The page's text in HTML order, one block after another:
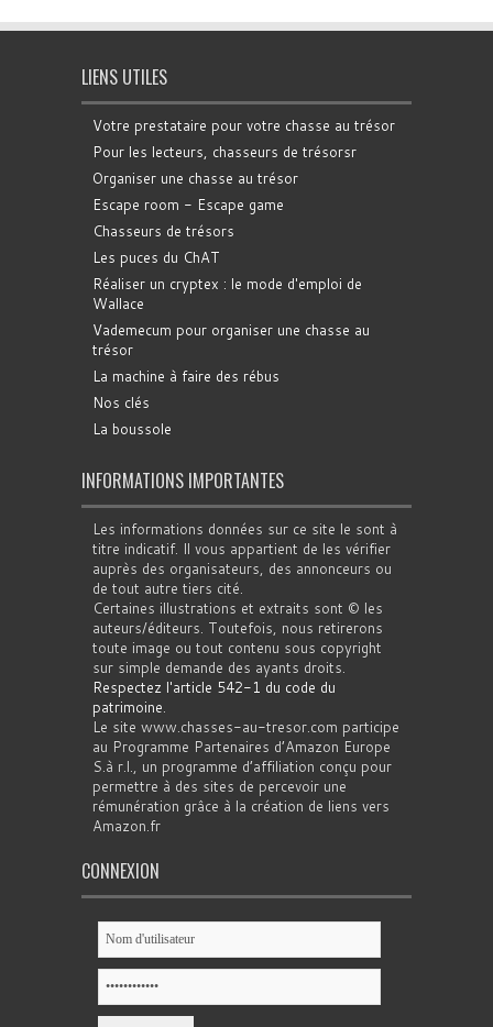
LIENS UTILES
Votre prestataire pour votre chasse au trésor
Pour les lecteurs, chasseurs de trésorsr
Organiser une chasse au trésor
Escape room - Escape game
Chasseurs de trésors
Les puces du ChAT
Réaliser un cryptex : le mode d'emploi de
Wallace
Vademecum pour organiser une chasse au
trésor
La machine à faire des rébus
Nos clés
La boussole
INFORMATIONS IMPORTANTES
Les informations données sur ce site le sont à
titre indicatif. Il vous appartient de les vérifier
auprès des organisateurs, des annonceurs ou
de tout autre tiers cité.
Certaines illustrations et extraits sont © les
auteurs/éditeurs. Toutefois, nous retirerons
toute image ou tout contenu sous copyright
sur simple demande des ayants droits.
Respectez l'article 542-1 du code du
patrimoine.
Le site www.chasses-au-tresor.com participe
au Programme Partenaires d’Amazon Europe
S.à r.l., un programme d’affiliation conçu pour
permettre à des sites de percevoir une
rémunération grâce à la création de liens vers
Amazon.fr
CONNEXION